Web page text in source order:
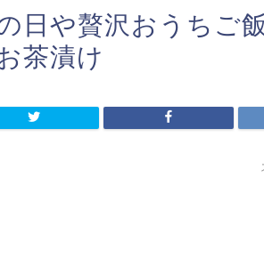
日や贅沢おうちご
茶漬け